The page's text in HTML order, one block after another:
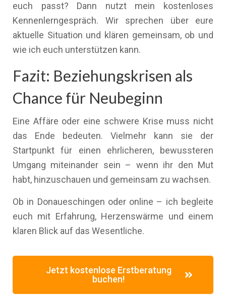
euch passt? Dann nutzt mein kostenloses
Kennenlerngespräch. Wir sprechen über eure
aktuelle Situation und klären gemeinsam, ob und
wie ich euch unterstützen kann.
Fazit: Beziehungskrisen als
Chance für Neubeginn
Eine Affäre oder eine schwere Krise muss nicht
das Ende bedeuten. Vielmehr kann sie der
Startpunkt für einen ehrlicheren, bewussteren
Umgang miteinander sein – wenn ihr den Mut
habt, hinzuschauen und gemeinsam zu wachsen.
Ob in Donaueschingen oder online – ich begleite
euch mit Erfahrung, Herzenswärme und einem
klaren Blick auf das Wesentliche.
Jetzt kostenlose Erstberatung
buchen!